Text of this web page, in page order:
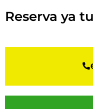
Reserva ya